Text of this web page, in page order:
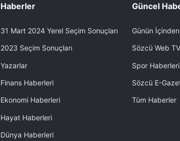
Haberler
31 Mart 2024 Yerel Seçim Sonuçları
2023 Seçim Sonuçları
Yazarlar
Finans Haberleri
Ekonomi Haberleri
Hayat Haberleri
Dünya Haberleri
Güncel
Günün
Sözcü Web TV
Spor Haberleri
Sözcü E-
Tüm Haberler